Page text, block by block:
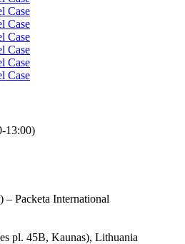
13:00)
Packeta International
pl. 45B, Kaunas), Lithuania